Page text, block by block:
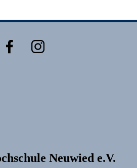
Neuwied e.V.